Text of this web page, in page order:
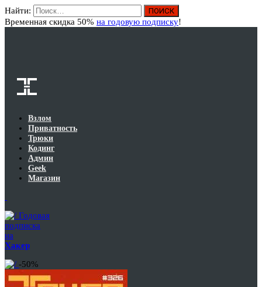
Найти:
Временная скидка 50% на годовую подписку!
Взлом
Приватность
Трюки
Кодинг
Админ
Geek
Магазин
Годовая
подписка
на
Хакер
-50%